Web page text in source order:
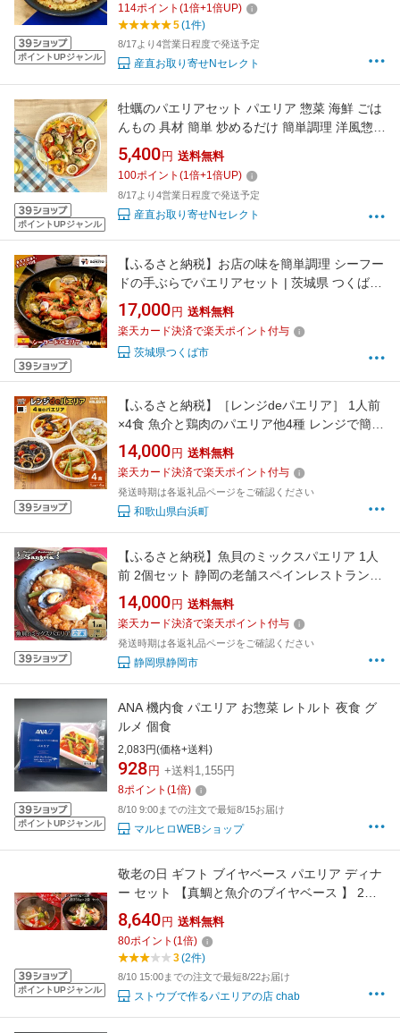
ポイントUPジャンル
114ポイント (1倍+1倍UP)
5(1件)
8/17より4営業日程度で発送予定
産直お取り寄せNセレクト
ポイントUPジャンル
牡蠣のパエリアセット パエリア 惣菜 海鮮 ごは
んもの 具材 簡単 炒めるだけ 簡単調理 洋風惣菜
牡蠣 かき えび 海老 いか サフランライス 洋風
惣菜 Manma
5,400 円 送料無料
100ポイント (1倍+1倍UP)
8/17より4営業日程度で発送予定
産直お取り寄せNセレクト
【ふるさと納税】お店の味を簡単調理 シーフー
ドの手ぶらでパエリアセット | 茨城県 つくば市
手軽 便利 簡単 料理 シーフード ぱえりあ パエ
リア セット BBQ キャンプ パーティー パック
お店の味
17,000 円 送料無料
楽天カード決済で楽天ポイント付与
茨城県つくば市
【ふるさと納税】［レンジdeパエリア］ 1人前
×4食 魚介と鶏肉のパエリア他4種 レンジで簡
単！専門店の味 | 魚介 洋食 食品 加工食品 人気
おすすめ 送料無料
14,000 円 送料無料
楽天カード決済で楽天ポイント付与
発送時期は各返礼品ページをご確認ください
和歌山県白浜町
【ふるさと納税】魚貝のミックスパエリア 1人
前 2個セット 静岡の老舗スペインレストラン
「サングリア」 冷凍 スペイン料理 パエリア タ
パス ワイン バル バール◇
14,000 円 送料無料
楽天カード決済で楽天ポイント付与
発送時期は各返礼品ページをご確認ください
静岡県静岡市
ポイントUPジャンル
ANA 機内食 パエリア お惣菜 レトルト 夜食 グ
ルメ 個食
2,083円(価格+送料)
928 円 +送料1,155円
8ポイント (1倍)
8/10 9:00までの注文で最短8/15お届け
マルヒロWEBショップ
ポイントUPジャンル
敬老の日 ギフト ブイヤベース パエリア ディナ
ー セット 【真鯛と魚介のブイヤベース 】 2袋
【海鮮 若鶏 ミックスパエリア】 2袋 記念日 お
取り寄せ chab 冷凍 レンジ 湯煎 贈り物 時短 簡
単 ホームパーティー スペイン料理 キャンプ飯
8,640 円 送料無料
80ポイント (1倍)
3(2件)
8/10 15:00までの注文で最短8/22お届け
ストウブで作るパエリアの店 chab